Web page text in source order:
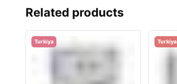
Related products
Turkiya Turkiya